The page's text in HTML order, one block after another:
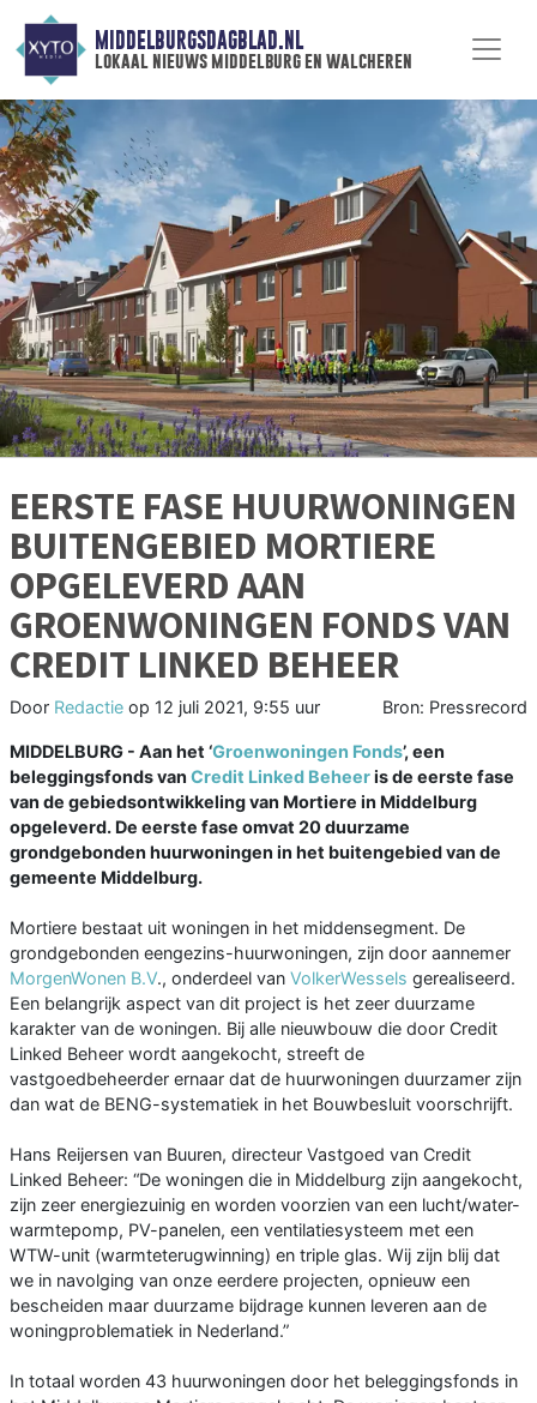
MIDDELBURGSDAGBLAD.NL
lokaal nieuws middelburg en walcheren
EERSTE FASE HUURWONINGEN
BUITENGEBIED MORTIERE
OPGELEVERD AAN
GROENWONINGEN FONDS VAN
CREDIT LINKED BEHEER
Door Redactie op 12 juli 2021, 9:55 uur Bron: Pressrecord
MIDDELBURG - Aan het ‘Groenwoningen Fonds’, een
beleggingsfonds van Credit Linked Beheeris de eerste fase
van de gebiedsontwikkeling van Mortiere in Middelburg
opgeleverd. De eerste fase omvat 20 duurzame
grondgebonden huurwoningen in het buitengebied van de
gemeente Middelburg.
Mortiere bestaat uit woningen in het middensegment. De
grondgebonden eengezins-huurwoningen, zijn door aannemer
MorgenWonen B.V., onderdeel van VolkerWessels gerealiseerd.
Een belangrijk aspect van dit project is het zeer duurzame
karakter van de woningen. Bij alle nieuwbouw die door Credit
Linked Beheer wordt aangekocht, streeft de
vastgoedbeheerder ernaar dat de huurwoningen duurzamer zijn
dan wat de BENG-systematiek in het Bouwbesluit voorschrijft.
Hans Reijersen van Buuren, directeur Vastgoed van Credit
Linked Beheer: “De woningen die in Middelburg zijn aangekocht,
zijn zeer energiezuinig en worden voorzien van een lucht/water-
warmtepomp, PV-panelen, een ventilatiesysteem met een
WTW-unit (warmteterugwinning) en triple glas. Wij zijn blij dat
we in navolging van onze eerdere projecten, opnieuw een
bescheiden maar duurzame bijdrage kunnen leveren aan de
woningproblematiek in Nederland.”
In totaal worden 43 huurwoningen door het beleggingsfonds in